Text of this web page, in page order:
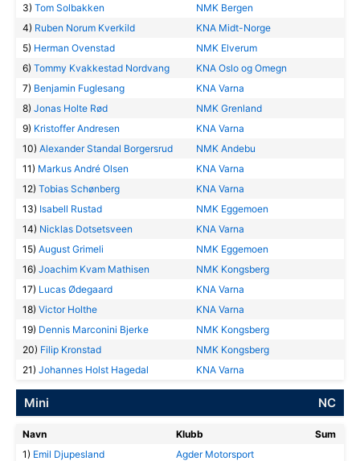
3) Tom Solbakken
NMK Bergen
4) Ruben Norum Kverkild
KNA Midt-Norge
5) Herman Ovenstad
NMK Elverum
6) Tommy Kvakkestad Nordvang
KNA Oslo og Omegn
7) Benjamin Fuglesang
KNA Varna
8) Jonas Holte Rød
NMK Grenland
9) Kristoffer Andresen
KNA Varna
10) Alexander Standal Borgersrud
NMK Andebu
11) Markus André Olsen
KNA Varna
12) Tobias Schønberg
KNA Varna
13) Isabell Rustad
NMK Eggemoen
14) Nicklas Dotsetsveen
KNA Varna
15) August Grimeli
NMK Eggemoen
16) Joachim Kvam Mathisen
NMK Kongsberg
17) Lucas Ødegaard
KNA Varna
18) Victor Holthe
KNA Varna
19) Dennis Marconini Bjerke
NMK Kongsberg
20) Filip Kronstad
NMK Kongsberg
21) Johannes Holst Hagedal KNA Varna
Mini NC
Navn Klubb
Sum
1) Emil Djupesland
Agder Motorsport